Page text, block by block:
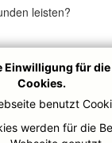
leisten?
unserem
unter
absprechen
Einwilligung für
Cookies.
benutzt
werden für die